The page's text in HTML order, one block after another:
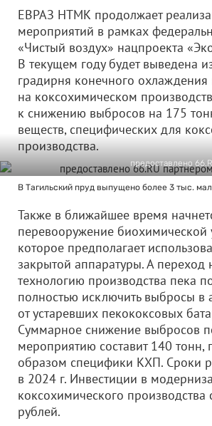
ЕВРАЗ НТМК продолжает
мероприятий в рамках
«Чистый воздух» нацпроекта
В текущем году будет выведена
градирня конечного охлаждения
на коксохимическом
к снижению выбросов на 175
веществ, специфических для
производства.
предоставлено
В Тагильский пруд выпущено более 3 тыс.
Также в ближайшее время
перевооружение биохимической
которое предполагает
закрытой аппаратуры. А переход
технологию производства пека
полностью исключить выбросы в
от устаревших пекококсовых
Суммарное снижение выбросов
мероприятию составит 140 тонн,
образом специфики КХП. Сроки
в 2024 г. Инвестиции в
коксохимического производства
рублей.